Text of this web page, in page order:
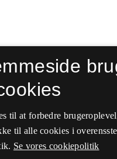
til at forbedre
til alle cookies i
Se vores cookiepolitik